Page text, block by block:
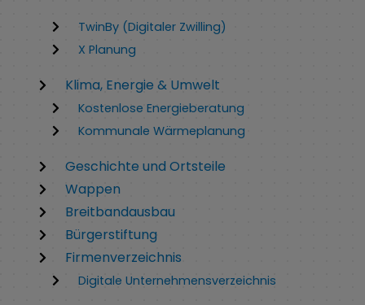
TwinBy (Digitaler Zwilling)
X Planung
Klima, Energie & Umwelt
Kostenlose Energieberatung
Kommunale Wärmeplanung
Geschichte und Ortsteile
Wappen
Breitbandausbau
Bürgerstiftung
Firmenverzeichnis
Digitale Unternehmensverzeichnis